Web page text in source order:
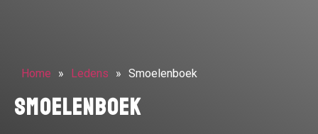
Home » Ledens » Smoelenboek
Smoelenboek